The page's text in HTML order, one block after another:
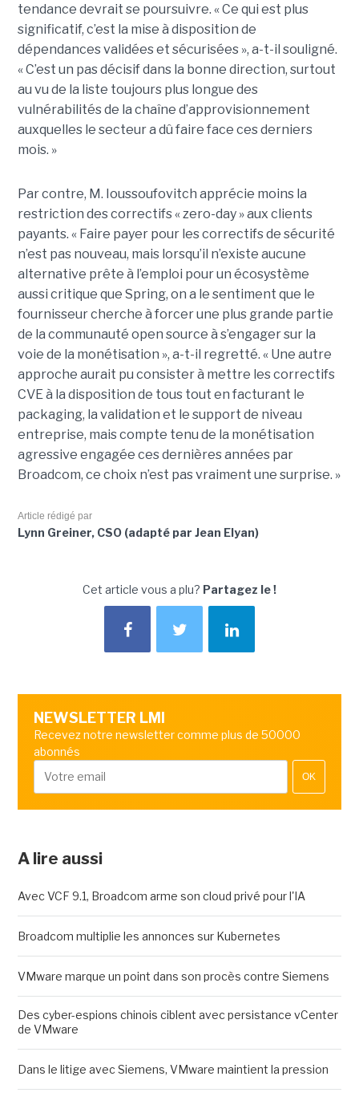
tendance devrait se poursuivre. « Ce qui est plus
significatif, c’est la mise à disposition de
dépendances validées et sécurisées », a-t-il souligné.
« C’est un pas décisif dans la bonne direction, surtout
au vu de la liste toujours plus longue des
vulnérabilités de la chaîne d’approvisionnement
auxquelles le secteur a dû faire face ces derniers
mois. »
Par contre, M. Ioussoufovitch apprécie moins la
restriction des correctifs « zero-day » aux clients
payants. « Faire payer pour les correctifs de sécurité
n’est pas nouveau, mais lorsqu’il n’existe aucune
alternative prête à l’emploi pour un écosystème
aussi critique que Spring, on a le sentiment que le
fournisseur cherche à forcer une plus grande partie
de la communauté open source à s’engager sur la
voie de la monétisation », a-t-il regretté. « Une autre
approche aurait pu consister à mettre les correctifs
CVE à la disposition de tous tout en facturant le
packaging, la validation et le support de niveau
entreprise, mais compte tenu de la monétisation
agressive engagée ces dernières années par
Broadcom, ce choix n’est pas vraiment une surprise. »
Article rédigé par
Lynn Greiner, CSO (adapté par Jean Elyan)
Cet article vous a plu? Partagez le !
NEWSLETTER LMI
Recevez notre newsletter comme plus de 50000
abonnés
OK
A lire aussi
Avec VCF 9.1, Broadcom arme son cloud privé pour l'IA
Broadcom multiplie les annonces sur Kubernetes
VMware marque un point dans son procès contre Siemens
Des cyber-espions chinois ciblent avec persistance vCenter
de VMware
Dans le litige avec Siemens, VMware maintient la pression